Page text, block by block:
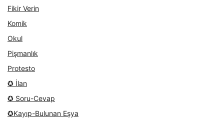
Fikir Verin
Komik
Okul
Pişmanlık
Protesto
✪ İlan
✪ Soru-Cevap
✪Kayıp-Bulunan Eşya